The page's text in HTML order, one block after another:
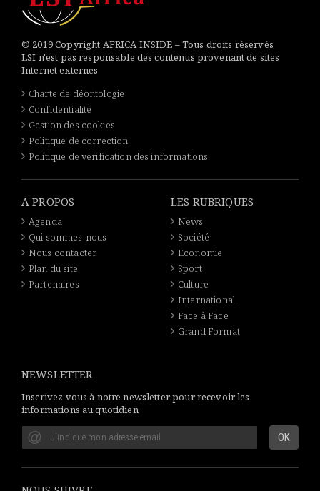
© 2019 Copyright AFRICA INSIDE – Tous droits réservés
LSI n'est pas responsable des contenus provenant de sites
Internet externes
Charte de déontologie
Confidentialité
Gestion des cookies
Politique de correction
Politique de vérification des informations
A PROPOS
Agenda
Qui sommes-nous
Nous contacter
Plan du site
Partenaires
LES RUBRIQUES
News
Société
Economie
Sport
Culture
International
Face à Face
Grand Format
NEWSLETTER
Inscrivez vous à notre newsletter pour recevoir les
informations au quotidien